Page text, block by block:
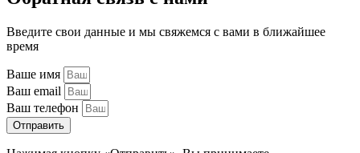
Введите свои данные и мы свяжемся с вами в ближайшее
время
Ваше имя
Ваш email
Ваш телефон
Отправить